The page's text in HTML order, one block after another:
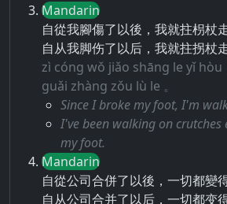
Mandarin
自從我腳傷了以後，我就拄枴杖走
自从我脚伤了以后，我就拄拐杖走
zì cóng wǒ jiǎo shāng le yǐ hòu
guǎi zhàng zǒu lù le 。
Since I broke my foot, I'm
I've been walking on crutches
my foot.
Mandarin
自從公司合併了以後，一切都變
自从公司合并了以后，一切都变